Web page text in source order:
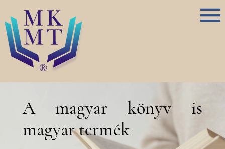
A magyar könyv is
magyar termék